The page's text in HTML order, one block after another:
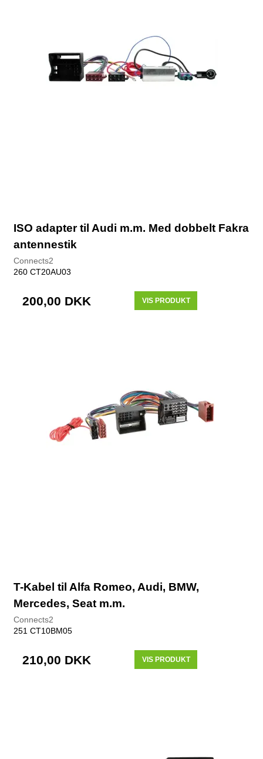
ISO adapter til Audi m.m. Med dobbelt Fakra
antennestik
Connects2
260 CT20AU03
200,00 DKK VIS PRODUKT
T-Kabel til Alfa Romeo, Audi, BMW,
Mercedes, Seat m.m.
Connects2
251 CT10BM05
210,00 DKK VIS PRODUKT